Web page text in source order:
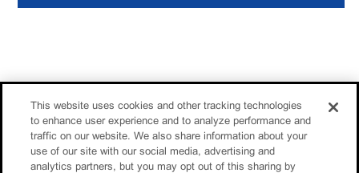
This website uses cookies and other tracking technologies
to enhance user experience and to analyze performance and
traffic on our website. We also share information about your
use of our site with our social media, advertising and
analytics partners, but you may opt out of this sharing by